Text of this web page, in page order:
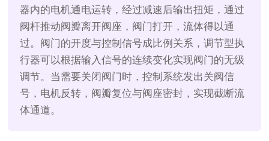
器内的电机通电运转，经过减速后输出扭矩，通过
阀杆推动阀瓣离开阀座，阀门打开，流体得以通
过。阀门的开度与控制信号成比例关系，调节型执
行器可以根据输入信号的连续变化实现阀门的无级
调节。当需要关闭阀门时，控制系统发出关阀信
号，电机反转，阀瓣复位与阀座密封，实现截断流
体通道。